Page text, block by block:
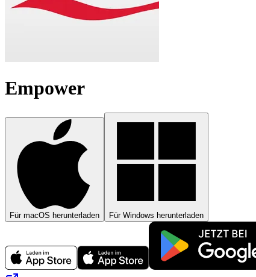
Empower
Für macOS herunterladen Für Windows herunterladen